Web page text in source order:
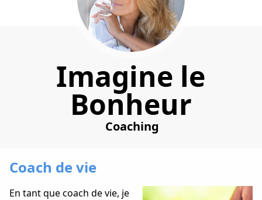
Imagine le
Bonheur
Coaching
Coach de vie
En tant que coach de vie, je